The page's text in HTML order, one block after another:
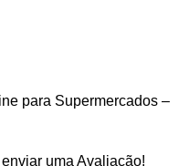
para Supermercados –
uma Avaliação!